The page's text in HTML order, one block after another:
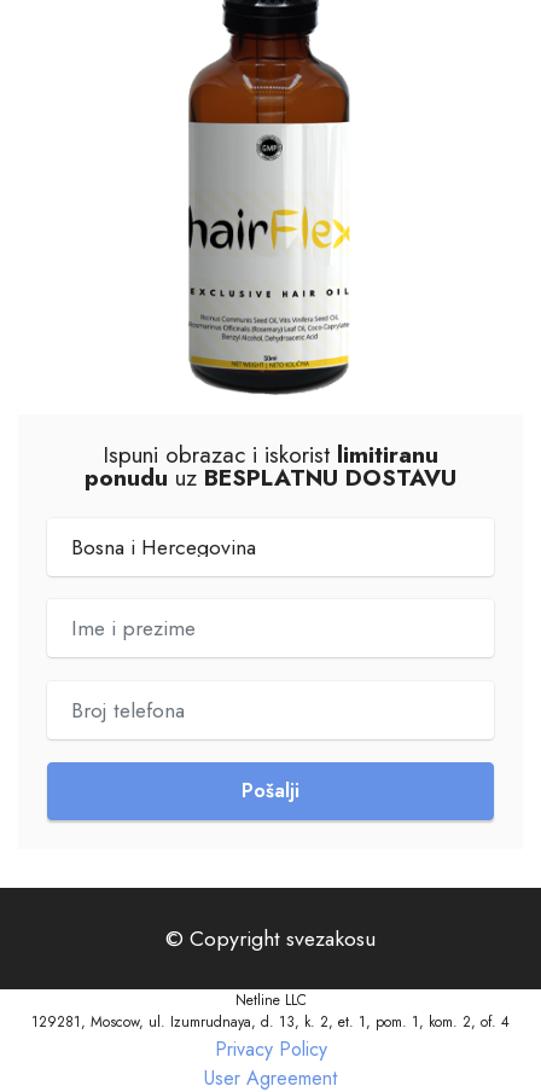
Ispuni obrazac i iskorist limitiranu
ponudu uz BESPLATNU DOSTAVU
Pošalji
© Copyright svezakosu
Netline LLC
129281, Moscow, ul. Izumrudnaya, d. 13, k. 2, et. 1, pom. 1, kom. 2, of. 4
Privacy Policy
User Agreement